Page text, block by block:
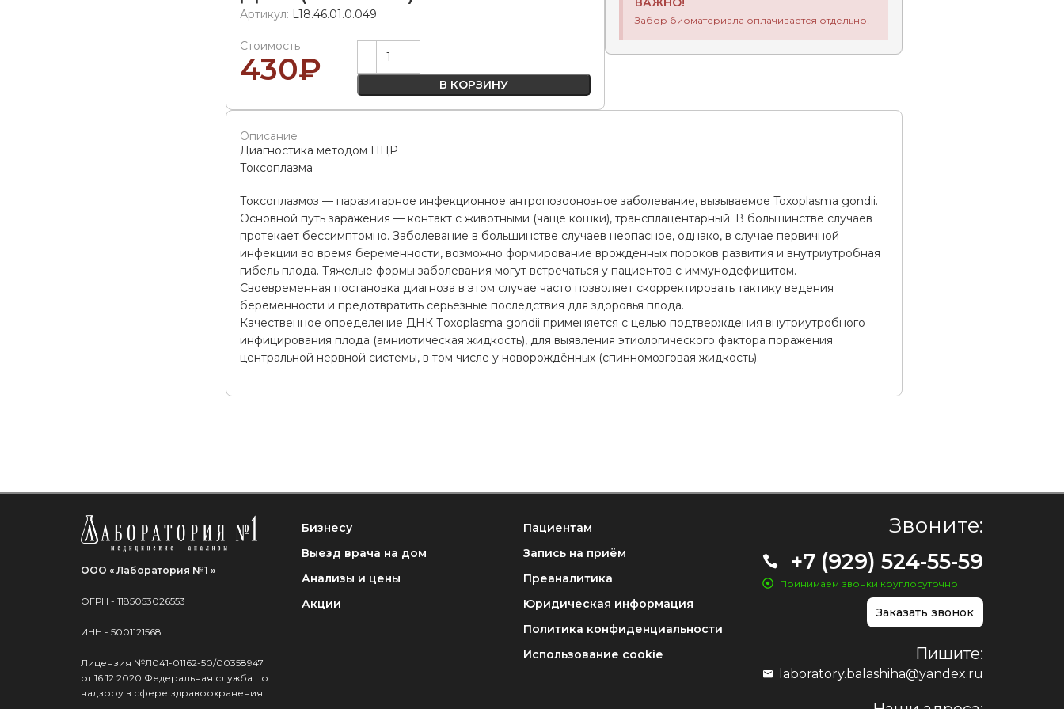
Артикул: L18.46.01.0.049
Стоимость
430₽ В КОРЗИНУ
Alternative:
Забор биоматериала оплачивается отдельно!
Описание
Диагностика методом ПЦР
Токсоплазма
Токсоплазмоз — паразитарное инфекционное антропозоонозное заболевание, вызываемое Toxoplasma gondii.
Основной путь заражения — контакт с животными (чаще кошки), трансплацентарный. В большинстве случаев
протекает бессимптомно. Заболевание в большинстве случаев неопасное, однако, в случае первичной
инфекции во время беременности, возможно формирование врожденных пороков развития и внутриутробная
гибель плода. Тяжелые формы заболевания могут встречаться у пациентов с иммунодефицитом.
Своевременная постановка диагноза в этом случае часто позволяет скорректировать тактику ведения
беременности и предотвратить серьезные последствия для здоровья плода.
Качественное определение ДНК Тoxoplasma gondii применяется с целью подтверждения внутриутробного
инфицирования плода (амниотическая жидкость), для выявления этиологического фактора поражения
центральной нервной системы, в том числе у новорождённых (спинномозговая жидкость).
ООО « Лаборатория №1 »
ОГРН - 1185053026553
ИНН - 5001121568
Лицензия №Л041-01162-50/00358947
от 16.12.2020 Федеральная служба по
надзору в сфере здравоохранения
Бизнесу
Выезд врача на дом
Анализы и цены
Акции
Пациентам
Запись на приём
Преаналитика
Юридическая информация
Политика конфиденциальности
Использование cookie
Звоните:
+7 (929) 524-55-59
Принимаем звонки круглосуточно
Заказать звонок
Пишите:
laboratory.balashiha@yandex.ru